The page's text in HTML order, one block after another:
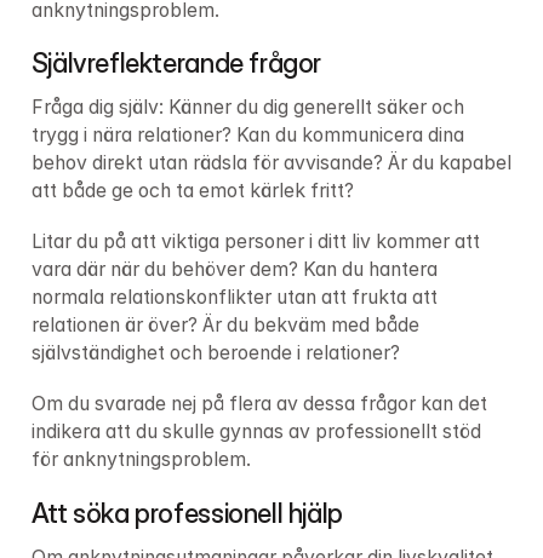
anknytningsproblem.
Självreflekterande frågor
Fråga dig själv: Känner du dig generellt säker och
trygg i nära relationer? Kan du kommunicera dina
behov direkt utan rädsla för avvisande? Är du kapabel
att både ge och ta emot kärlek fritt?
Litar du på att viktiga personer i ditt liv kommer att
vara där när du behöver dem? Kan du hantera
normala relationskonflikter utan att frukta att
relationen är över? Är du bekväm med både
självständighet och beroende i relationer?
Om du svarade nej på flera av dessa frågor kan det
indikera att du skulle gynnas av professionellt stöd
för anknytningsproblem.
Att söka professionell hjälp